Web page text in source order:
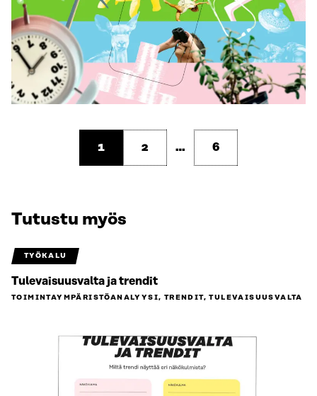
1 2 … 6
Tutustu myös
TYÖKALU
Tulevaisuusvalta ja trendit
TOIMINTAYMPÄRISTÖ­ANALYYSI, TRENDIT, TULEVAISUUSVALTA